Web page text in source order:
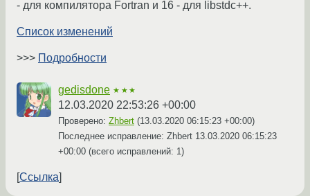
- для компилятора Fortran и 16 - для libstdc++.
Список изменений
>>> Подробности
gedisdone ★★★
12.03.2020 22:53:26 +00:00
Проверено: Zhbert (13.03.2020 06:15:23 +00:00)
Последнее исправление: Zhbert 13.03.2020 06:15:23
+00:00 (всего исправлений: 1)
Ссылка